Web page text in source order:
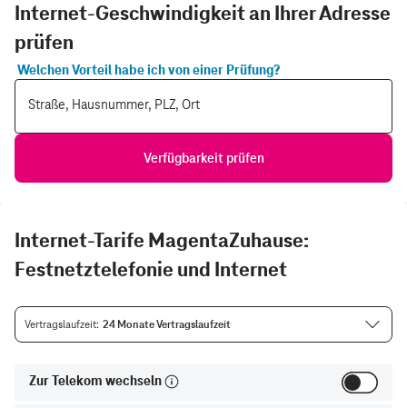
Internet-Geschwindigkeit an Ihrer Adresse
prüfen
Welchen Vorteil habe ich von einer Prüfung?
Straße, Hausnummer, PLZ, Ort
Verfügbarkeit prüfen
Internet-Tarife MagentaZuhause:
Festnetztelefonie und Internet
Vertragslaufzeit 24 Monate Vertragslaufzeit
Zur Telekom wechseln